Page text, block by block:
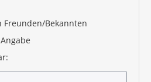
Freunden/Bekannten